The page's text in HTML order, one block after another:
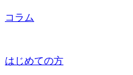
コラム
はじめての方